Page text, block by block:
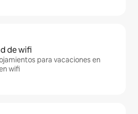
de wifi
para vacaciones en
wifi